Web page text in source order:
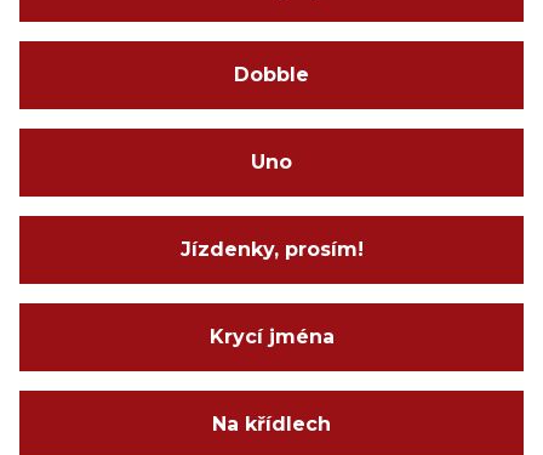
Dobble
Uno
Jízdenky, prosím!
Krycí jména
Na křídlech